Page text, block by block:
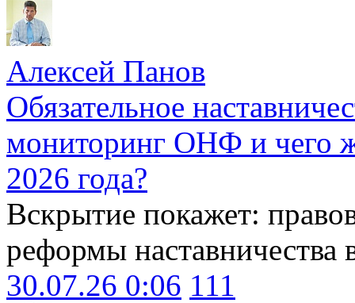
Алексей Панов
Обязательное
мониторинг ОНФ и чего
2026 года?
Вскрытие покажет:
реформы наставничества
30.07.26 0:06 111